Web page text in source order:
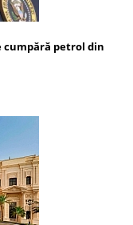
cumpără petrol din